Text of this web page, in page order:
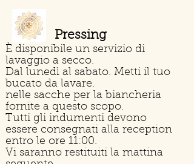
Pressing
È disponibile un servizio di
lavaggio a secco.
Dal lunedì al sabato. Metti il tuo
bucato da lavare.
nelle sacche per la biancheria
fornite a questo scopo.
Tutti gli indumenti devono
essere consegnati alla reception
entro le ore 11:00.
Vi saranno restituiti la mattina